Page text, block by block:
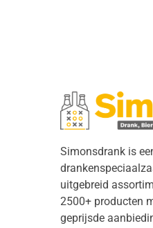
Simonsdrank is
uitgebreid
2500+ producten
geprijsde